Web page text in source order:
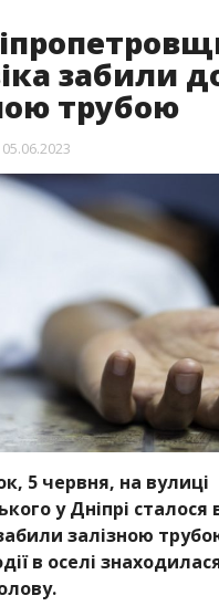
забили
трубою
05.06.2023
5 червня, на вулиці
у Дніпрі сталося
залізною
в оселі